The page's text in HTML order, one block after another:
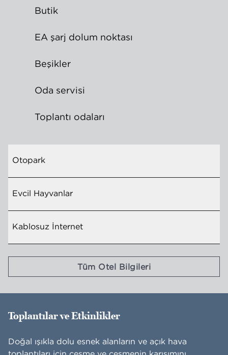
Butik
EA şarj dolum noktası
Beşikler
Oda servisi
Toplantı odaları
Otopark
Evcil Hayvanlar
Kablosuz İnternet
Tüm Otel Bilgileri
Toplantılar ve Etkinlikler
Doğal ışıkla dolu esnek alanların ve açık hava